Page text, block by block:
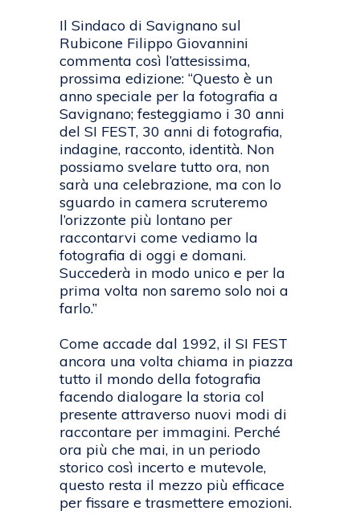
Il Sindaco di Savignano sul
Rubicone Filippo Giovannini
commenta così l’attesissima,
prossima edizione: “Questo è un
anno speciale per la fotografia a
Savignano; festeggiamo i 30 anni
del SI FEST, 30 anni di fotografia,
indagine, racconto, identità. Non
possiamo svelare tutto ora, non
sarà una celebrazione, ma con lo
sguardo in camera scruteremo
l’orizzonte più lontano per
raccontarvi come vediamo la
fotografia di oggi e domani.
Succederà in modo unico e per la
prima volta non saremo solo noi a
farlo.”
Come accade dal 1992, il SI FEST
ancora una volta chiama in piazza
tutto il mondo della fotografia
facendo dialogare la storia col
presente attraverso nuovi modi di
raccontare per immagini. Perché
ora più che mai, in un periodo
storico così incerto e mutevole,
questo resta il mezzo più efficace
per fissare e trasmettere emozioni.